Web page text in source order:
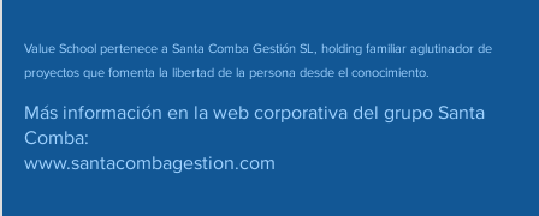
Value School pertenece a Santa Comba Gestión SL, holding familiar aglutinador de
proyectos que fomenta la libertad de la persona desde el conocimiento.
Más información en la web corporativa del grupo Santa
Comba:
www.santacombagestion.com